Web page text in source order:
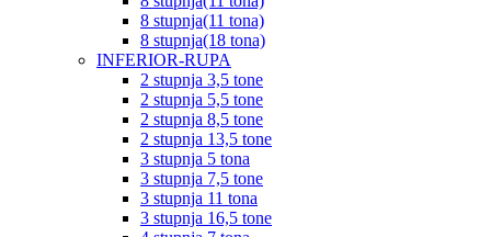
8 stupnja(11 tona)
8 stupnja(18 tona)
INFERIOR-RUPA
2 stupnja 3,5 tone
2 stupnja 5,5 tone
2 stupnja 8,5 tone
2 stupnja 13,5 tone
3 stupnja 5 tona
3 stupnja 7,5 tone
3 stupnja 11 tona
3 stupnja 16,5 tone